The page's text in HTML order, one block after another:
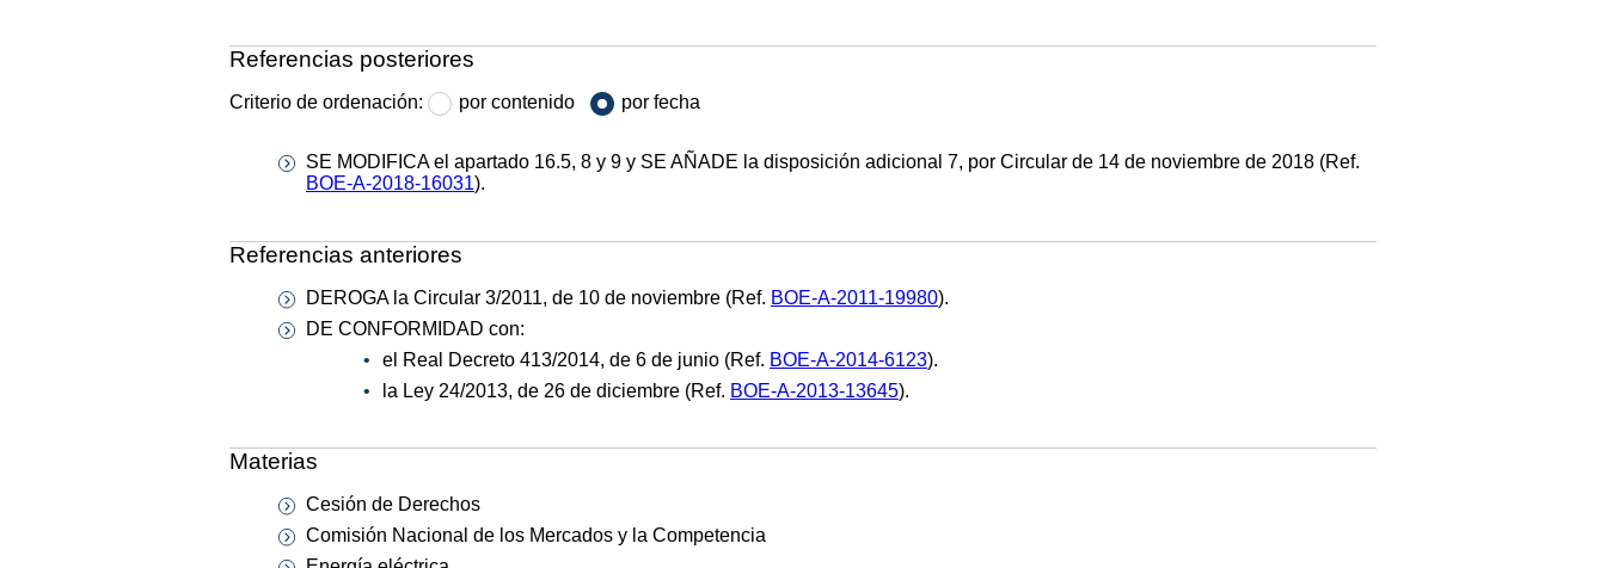
Referencias posteriores
Criterio de ordenación: por contenido por fecha
SE MODIFICA el apartado 16.5, 8 y 9 y SE AÑADE la disposición adicional 7, por Circular de 14 de noviembre de 2018 (Ref.
BOE-A-2018-16031).
Referencias anteriores
DEROGA la Circular 3/2011, de 10 de noviembre (Ref. BOE-A-2011-19980).
DE CONFORMIDAD con:
el Real Decreto 413/2014, de 6 de junio (Ref. BOE-A-2014-6123).
la Ley 24/2013, de 26 de diciembre (Ref. BOE-A-2013-13645).
Materias
Cesión de Derechos
Comisión Nacional de los Mercados y la Competencia